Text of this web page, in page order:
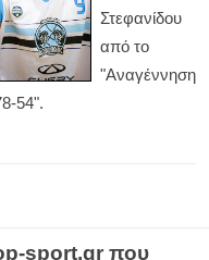
Στεφανίδου
από το
"Αναγέννηση
54".
sport.gr που